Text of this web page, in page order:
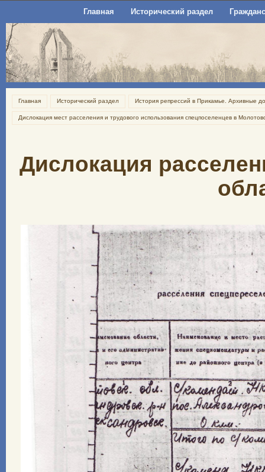
Главная Исторический раздел
Главная Исторический раздел История репрессий в Прикамье. Архивные
Дислокация мест расселения и трудового использования спецпоселенцев в
Дислокация